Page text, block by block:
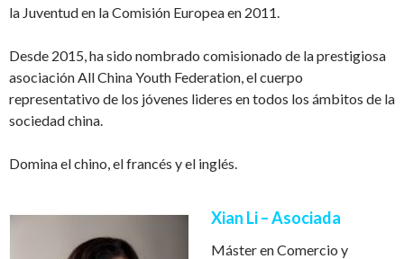
la Juventud en la Comisión Europea en 2011.
Desde 2015, ha sido nombrado comisionado de la prestigiosa
asociación All China Youth Federation, el cuerpo
representativo de los jóvenes lideres en todos los ámbitos de la
sociedad china.
Domina el chino, el francés y el inglés.
Xian Li – Asociada
Máster en Comercio y